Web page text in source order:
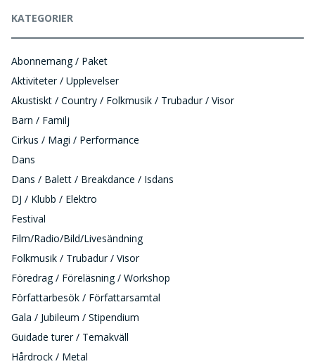
KATEGORIER
Abonnemang / Paket
Aktiviteter / Upplevelser
Akustiskt / Country / Folkmusik / Trubadur / Visor
Barn / Familj
Cirkus / Magi / Performance
Dans
Dans / Balett / Breakdance / Isdans
DJ / Klubb / Elektro
Festival
Film/Radio/Bild/Livesändning
Folkmusik / Trubadur / Visor
Föredrag / Föreläsning / Workshop
Författarbesök / Författarsamtal
Gala / Jubileum / Stipendium
Guidade turer / Temakväll
Hårdrock / Metal